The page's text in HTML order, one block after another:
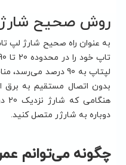
روش صحیح
به عنوان راه صحیح شارژ لپ
لپتاپ به 90 درصد
بدون اتصال مستقیم به برق
دوباره به شارژر متصل کنید.
چگونه می‌توانم